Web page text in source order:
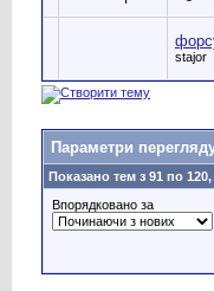
stajor
Параметри
Показано тем з 91 по
Впорядковано за